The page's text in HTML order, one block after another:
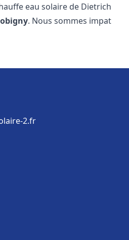
eau solaire de Dietrich
. Nous sommes impat
2.fr